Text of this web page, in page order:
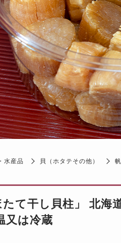
水産品 貝（ホタテその他）
たて干し貝柱」 北海
又は冷蔵